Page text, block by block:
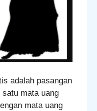
adalah pasangan
mata uang
mata uang